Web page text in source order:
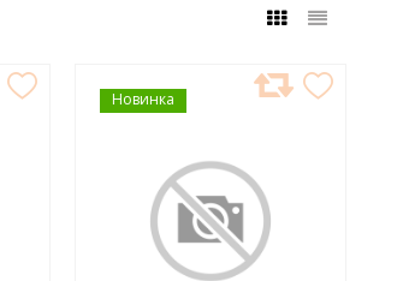
Новинка
ДОБАВИТЬ
В